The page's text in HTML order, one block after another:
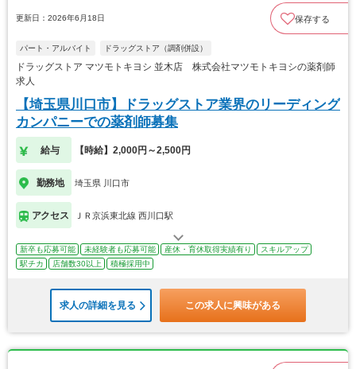
更新日：2026年6月18日 保存する
パート・アルバイト ドラッグストア（調剤併設）
ドラッグストア マツモトキヨシ 並木店 株式会社マツモトキヨシの薬剤師
求人
【埼玉県川口市】ドラッグストア業界のリーディング
カンパニーでの薬剤師募集
給与 【時給】2,000円～2,500円
勤務地 埼玉県 川口市
アクセス ＪＲ京浜東北線 西川口駅
新卒も応募可能 未経験者も応募可能 産休・育休取得実績有り
スキルアップ
駅チカ
店舗数30以上 積極採用中
求人の詳細を見る この求人に興味がある